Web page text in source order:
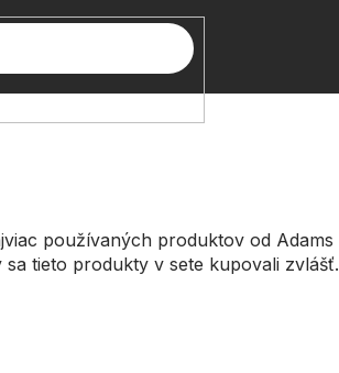
používaných produktov od Adams
tieto produkty v sete kupovali zvlášť.